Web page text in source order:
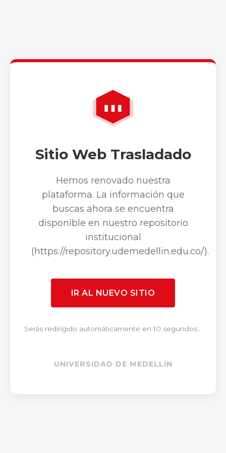
Sitio Web Trasladado
Hemos renovado nuestra
plataforma. La información que
buscas ahora se encuentra
disponible en nuestro repositorio
institucional
(https://repository.udemedellin.edu.co/).
IR AL NUEVO SITIO
Serás redirigido automáticamente en 10 segundos...
UNIVERSIDAD DE MEDELLÍN